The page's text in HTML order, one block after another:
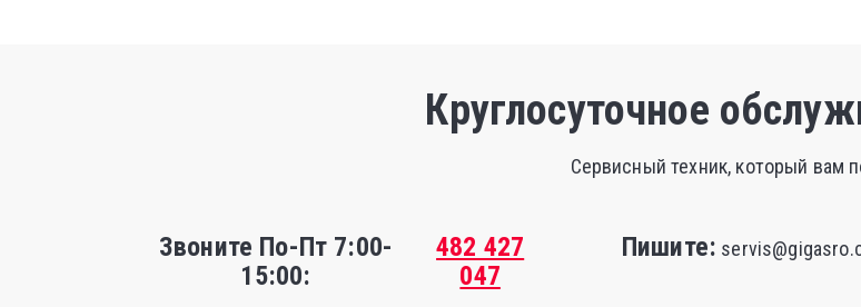
Круглосуточное
Сервисный техник, который вам
Звоните По-Пт 7:00-
15:00:
482 427
047
Пишите: